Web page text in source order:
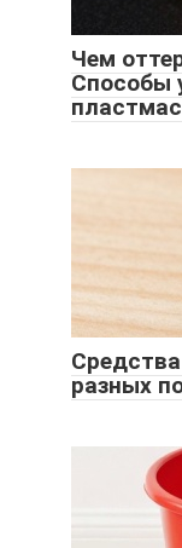
Чем
Способы
разных